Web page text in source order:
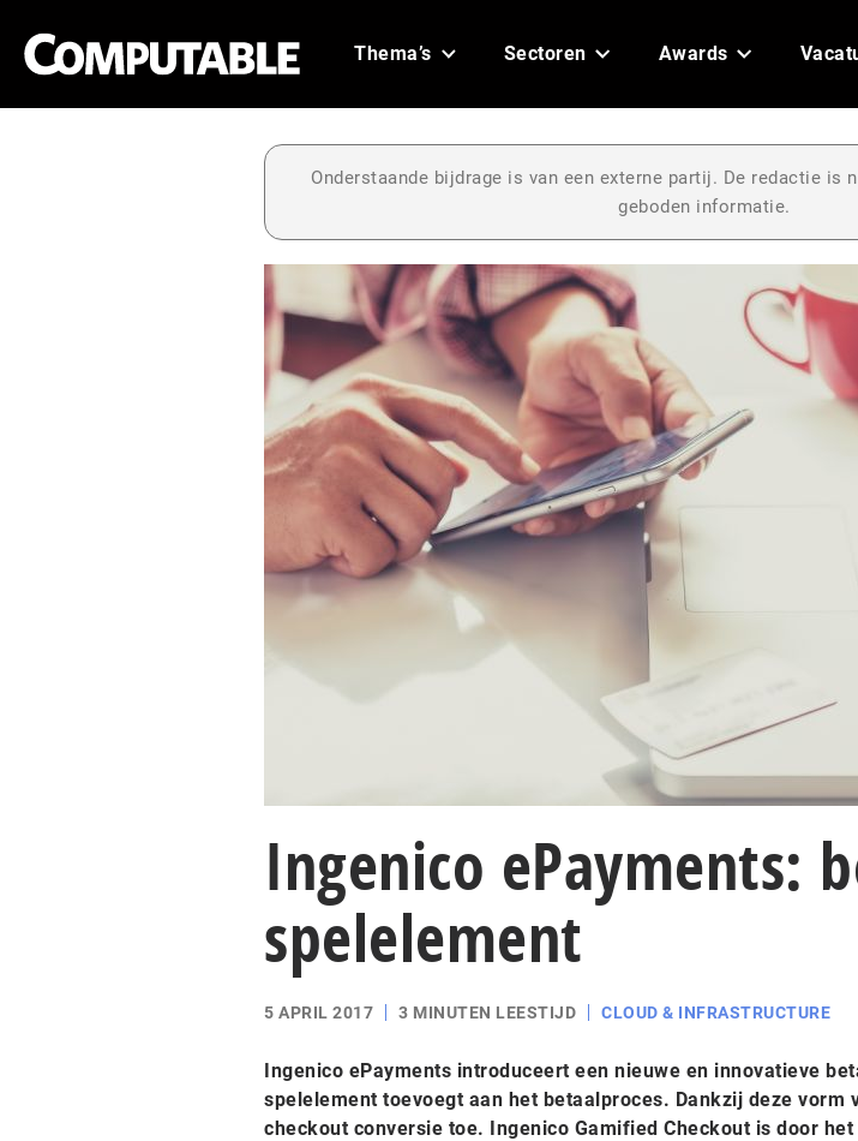
Thema’s Sectoren Awards
Onderstaande bijdrage is van een externe partij. De redactie is
geboden informatie.
Ingenico ePayments:
spelelement
5 APRIL 2017 3 MINUTEN LEESTIJD CLOUD & INFRASTRUCTURE
Ingenico ePayments introduceert een nieuwe en innovatieve
spelelement toevoegt aan het betaalproces. Dankzij deze vorm
checkout conversie toe. Ingenico Gamified Checkout is door